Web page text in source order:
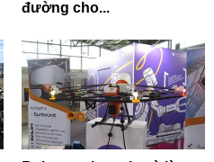
đường cho...